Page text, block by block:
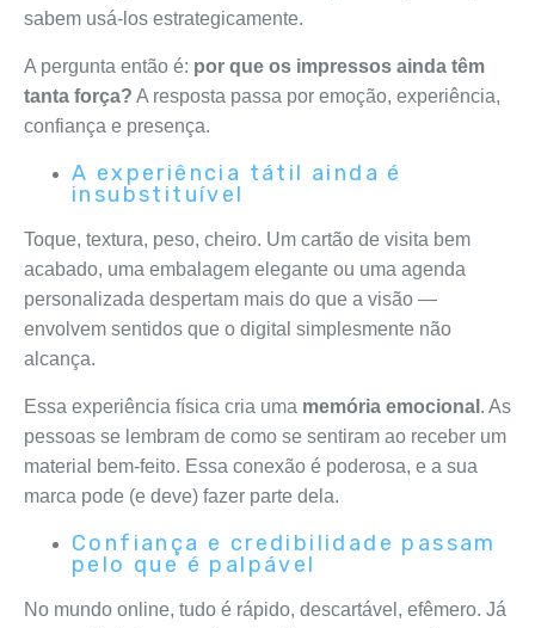
sabem usá-los estrategicamente.
A pergunta então é: por que os impressos ainda têm
tanta força? A resposta passa por emoção, experiência,
confiança e presença.
A experiência tátil ainda é
insubstituível
Toque, textura, peso, cheiro. Um cartão de visita bem
acabado, uma embalagem elegante ou uma agenda
personalizada despertam mais do que a visão —
envolvem sentidos que o digital simplesmente não
alcança.
Essa experiência física cria uma memória emocional . As
pessoas se lembram de como se sentiram ao receber um
material bem-feito. Essa conexão é poderosa, e a sua
marca pode (e deve) fazer parte dela.
Confiança e credibilidade passam
pelo que é palpável
No mundo online, tudo é rápido, descartável, efêmero. Já